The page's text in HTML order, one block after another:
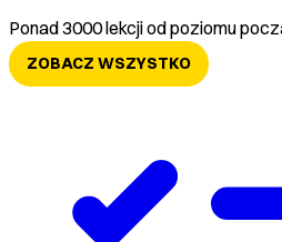
Ponad 3000 lekcji od poziomu
ZOBACZ WSZYSTKO